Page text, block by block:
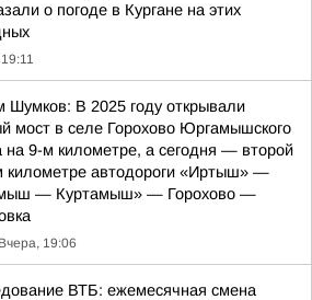
о погоде в Кургане на этих
Шумков: В 2025 году открывали
мост в селе Горохово Юргамышского
на 9-м километре, а сегодня — второй
километре автодороги «Иртыш» —
— Куртамыш» — Горохово —
Вчера, 19:06
ВТБ: ежемесячная смена